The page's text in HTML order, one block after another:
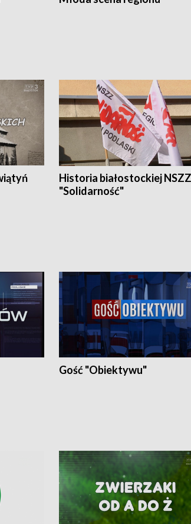
Historia białostockiej NSZZ
"Solidarność"
Gość "Obiektywu"